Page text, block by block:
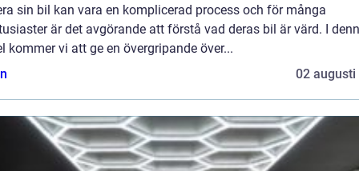
sin bil kan vara en komplicerad process och för många
är det avgörande att förstå vad deras bil är värd. I
kommer vi att ge en övergripande över...
02 augusti